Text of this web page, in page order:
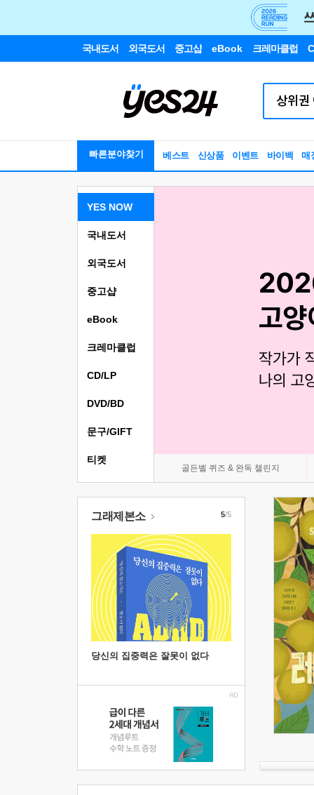
국내도서 외국도서 중고샵 eBook 크레마클럽
빠른분야찾기 베스트 신상품 이벤트 바이백 매
YES NOW
골든벨 퀴즈 & 완독 챌린지
국내도서
외국도서
중고샵
eBook
크레마클럽
CD/LP
DVD/BD
문구/GIFT
티켓
그래제본소
당신의 집중력은 잘못이 없다
5/5